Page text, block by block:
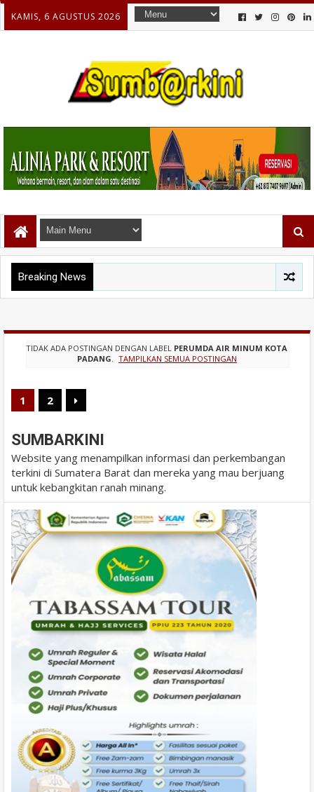
KAMIS, 6 AGUSTUS 2026
Breaking News
TIDAK ADA POSTINGAN DENGAN LABEL PERUMDA AIR MINUM KOTA
PADANG. TAMPILKAN SEMUA POSTINGAN
1 2
SUMBARKINI
Website yang menampilkan informasi dan perkembangan
terkini di Sumatera Barat dan mereka yang mau berjuang
untuk kebangkitan ranah minang.